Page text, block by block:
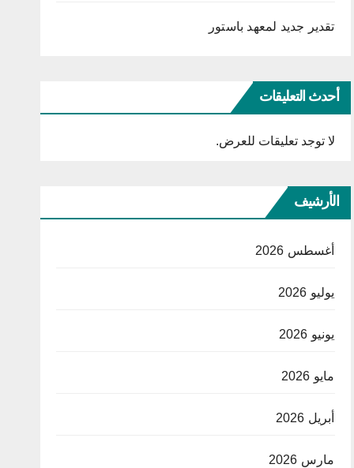
تقدير جديد لمعهد باستور
أحدث التعليقات
لا توجد تعليقات للعرض.
الأرشيف
أغسطس 2026
يوليو 2026
يونيو 2026
مايو 2026
أبريل 2026
مارس 2026